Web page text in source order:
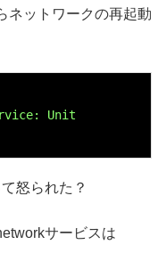
ネットワークの再起動
怒られた？
サービスは